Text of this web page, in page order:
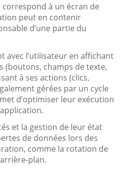
à un écran de
peut en contenir
d’une partie du
avec l’utilisateur en affichant
(boutons, champs de texte,
à ses actions (clics,
gérées par un cycle
d’optimiser leur exécution
et la gestion de leur état
de données lors des
comme la rotation de
plan.